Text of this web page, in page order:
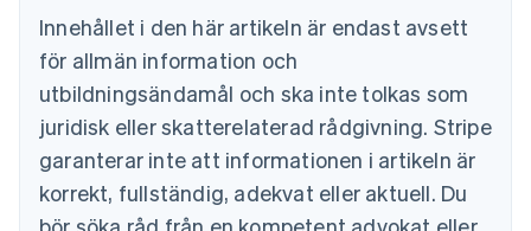
Innehållet i den här artikeln är endast avsett
för allmän information och
utbildningsändamål och ska inte tolkas som
juridisk eller skatterelaterad rådgivning. Stripe
garanterar inte att informationen i artikeln är
korrekt, fullständig, adekvat eller aktuell. Du
Bulgarien
English
Cypern
English
Danmark
English
Estland
Fastlandskina
简体中文English